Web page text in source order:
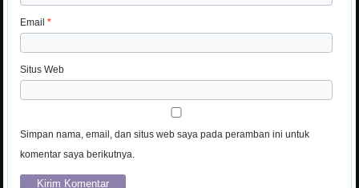
Email*
Situs Web
Simpan nama, email, dan situs web saya pada peramban ini untuk
komentar saya berikutnya.